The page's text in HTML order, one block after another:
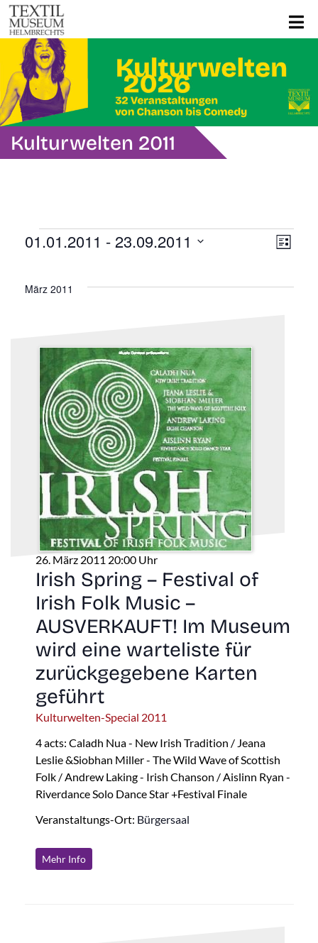
Kulturwelten 2011
Veranstaltungen Liste
01.01.2011 - 23.09.2011
März 2011
26. März 2011 20:00 Uhr
Irish Spring – Festival of
Irish Folk Music –
AUSVERKAUFT! Im Museum
wird eine warteliste für
zurückgegebene Karten
geführt
Kulturwelten-Special 2011
4 acts: Caladh Nua - New Irish Tradition / Jeana
Leslie &Siobhan Miller - The Wild Wave of Scottish
Folk / Andrew Laking - Irish Chanson / Aislinn Ryan -
Riverdance Solo Dance Star +Festival Finale
Veranstaltungs-Ort: Bürgersaal
Mehr Info